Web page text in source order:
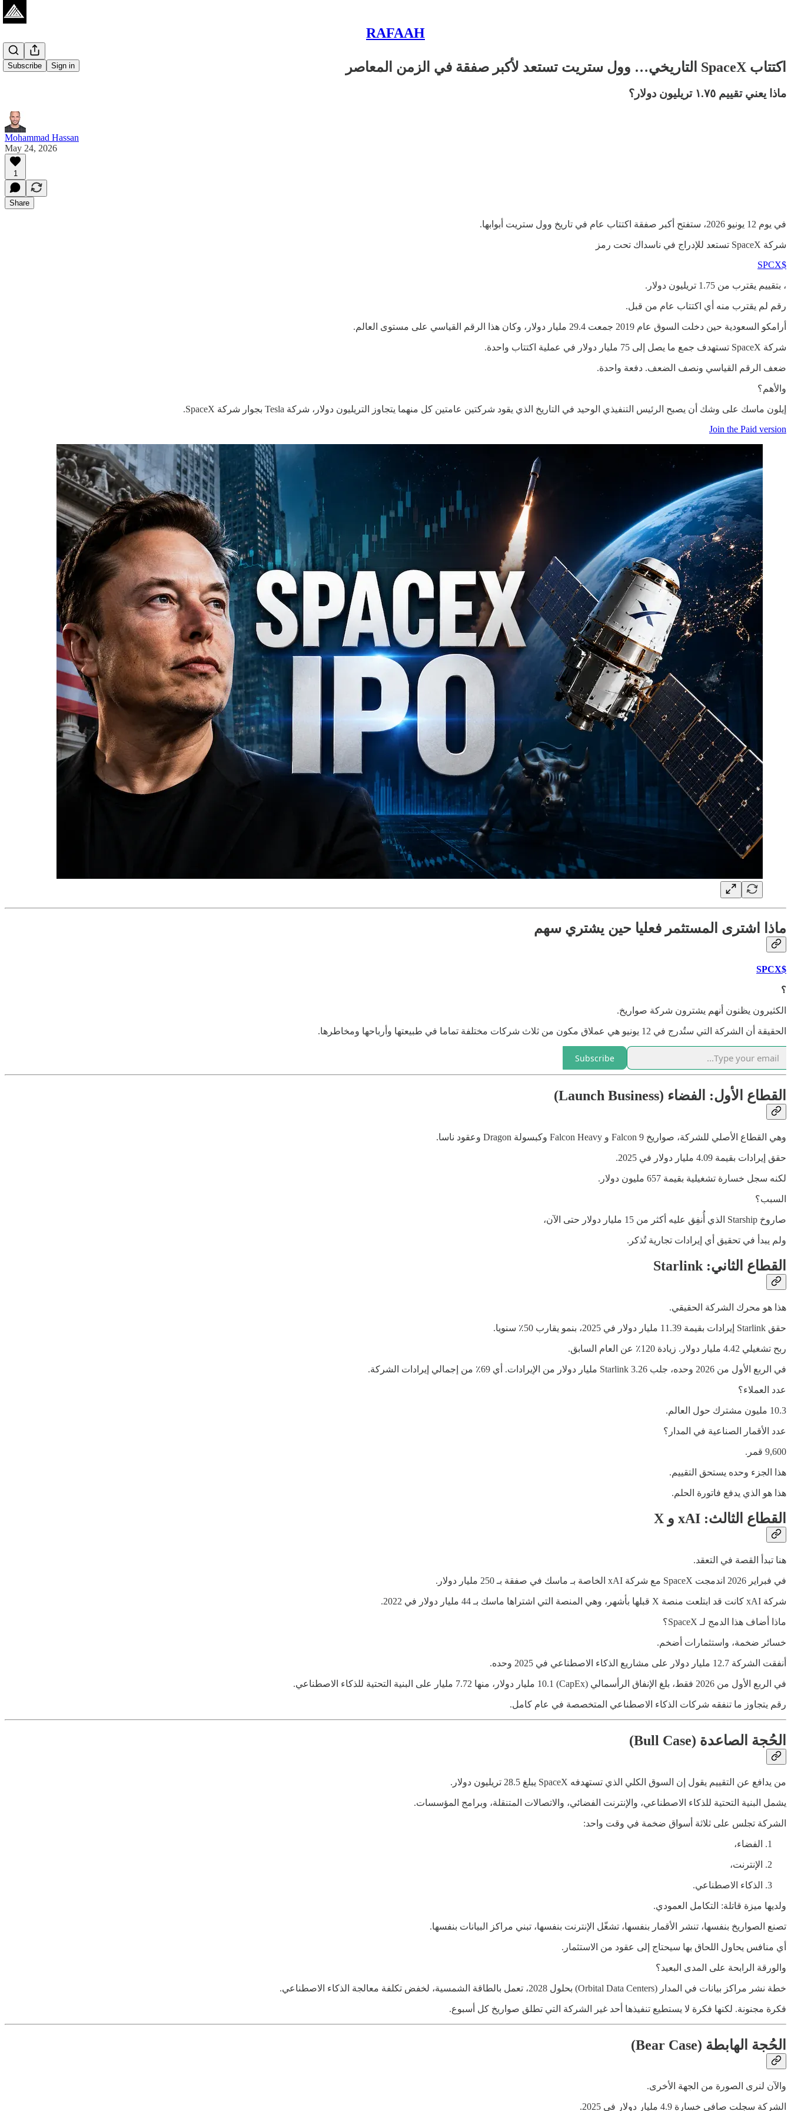
RAFAAH
Subscribe Sign in اكتتاب SpaceX التاريخي… وول ستريت تستعد لأكبر صفقة في الزمن المعاصر
ماذا يعني تقييم ١.٧٥ تريليون دولار؟
Mohammad Hassan
May 24, 2026
1
Share
في يوم 12 يونيو 2026، ستفتح أكبر صفقة اكتتاب عام في تاريخ وول ستريت أبوابها.
شركة SpaceX تستعد للإدراج في ناسداك تحت رمز
$SPCX
، بتقييم يقترب من 1.75 تريليون دولار.
رقم لم يقترب منه أي اكتتاب عام من قبل.
أرامكو السعودية حين دخلت السوق عام 2019 جمعت 29.4 مليار دولار، وكان هذا الرقم القياسي على مستوى العالم.
شركة SpaceX تستهدف جمع ما يصل إلى 75 مليار دولار في عملية اكتتاب واحدة.
ضعف الرقم القياسي ونصف الضعف. دفعة واحدة.
والأهم؟
إيلون ماسك على وشك أن يصبح الرئيس التنفيذي الوحيد في التاريخ الذي يقود شركتين عامتين كل منهما يتجاوز التريليون دولار، شركة Tesla بجوار شركة SpaceX.
Join the Paid version
ماذا اشترى المستثمر فعليا حين يشتري سهم
$SPCX
؟
الكثيرون يظنون أنهم يشترون شركة صواريخ.
الحقيقة أن الشركة التي ستُدرج في 12 يونيو هي عملاق مكون من ثلاث شركات مختلفة تماما في طبيعتها وأرباحها ومخاطرها.
Subscribe
القطاع الأول: الفضاء (Launch Business)
وهي القطاع الأصلي للشركة، صواريخ Falcon 9 و Falcon Heavy وكبسولة Dragon وعقود ناسا.
حقق إيرادات بقيمة 4.09 مليار دولار في 2025.
لكنه سجل خسارة تشغيلية بقيمة 657 مليون دولار.
السبب؟
صاروخ Starship الذي أُنفِق عليه أكثر من 15 مليار دولار حتى الآن،
ولم يبدأ في تحقيق أي إيرادات تجارية تُذكر.
القطاع الثاني: Starlink
هذا هو محرك الشركة الحقيقي.
حقق Starlink إيرادات بقيمة 11.39 مليار دولار في 2025، بنمو يقارب 50٪ سنويا.
ربح تشغيلي 4.42 مليار دولار. زيادة 120٪ عن العام السابق.
في الربع الأول من 2026 وحده، جلب Starlink 3.26 مليار دولار من الإيرادات. أي 69٪ من إجمالي إيرادات الشركة.
عدد العملاء؟
10.3 مليون مشترك حول العالم.
عدد الأقمار الصناعية في المدار؟
9,600 قمر.
هذا الجزء وحده يستحق التقييم.
هذا هو الذي يدفع فاتورة الحلم.
القطاع الثالث: xAI و X
هنا تبدأ القصة في التعقد.
في فبراير 2026 اندمجت SpaceX مع شركة xAI الخاصة بـ ماسك في صفقة بـ 250 مليار دولار.
شركة xAI كانت قد ابتلعت منصة X قبلها بأشهر، وهي المنصة التي اشتراها ماسك بـ 44 مليار دولار في 2022.
ماذا أضاف هذا الدمج لـ SpaceX؟
خسائر ضخمة، واستثمارات أضخم.
أنفقت الشركة 12.7 مليار دولار على مشاريع الذكاء الاصطناعي في 2025 وحده.
في الربع الأول من 2026 فقط، بلغ الإنفاق الرأسمالي (CapEx) 10.1 مليار دولار، منها 7.72 مليار على البنية التحتية للذكاء الاصطناعي.
رقم يتجاوز ما تنفقه شركات الذكاء الاصطناعي المتخصصة في عام كامل.
الحُجة الصاعدة (Bull Case)
من يدافع عن التقييم يقول إن السوق الكلي الذي تستهدفه SpaceX يبلغ 28.5 تريليون دولار.
يشمل البنية التحتية للذكاء الاصطناعي، والإنترنت الفضائي، والاتصالات المتنقلة، وبرامج المؤسسات.
الشركة تجلس على ثلاثة أسواق ضخمة في وقت واحد:
الفضاء،
الإنترنت،
الذكاء الاصطناعي.
ولديها ميزة قاتلة: التكامل العمودي.
تصنع الصواريخ بنفسها، تنشر الأقمار بنفسها، تشغّل الإنترنت بنفسها، تبني مراكز البيانات بنفسها.
أي منافس يحاول اللحاق بها سيحتاج إلى عقود من الاستثمار.
والورقة الرابحة على المدى البعيد؟
خطة نشر مراكز بيانات في المدار (Orbital Data Centers) بحلول 2028، تعمل بالطاقة الشمسية، لخفض تكلفة معالجة الذكاء الاصطناعي.
فكرة مجنونة. لكنها فكرة لا يستطيع تنفيذها أحد غير الشركة التي تطلق صواريخ كل أسبوع.
الحُجة الهابطة (Bear Case)
والآن لنرى الصورة من الجهة الأخرى.
الشركة سجلت صافي خسارة 4.9 مليار دولار في 2025.